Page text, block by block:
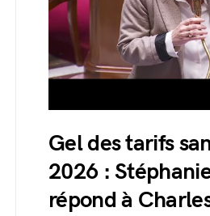
Gel des tarifs
2026 :
répond à